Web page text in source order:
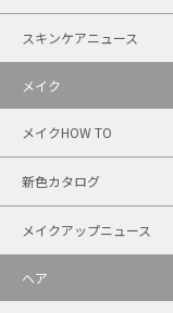
スキンケアニュース
メイク
メイクHOW TO
新色カタログ
メイクアップニュース
ヘア